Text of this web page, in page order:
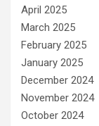
April 2025
March 2025
February 2025
January 2025
December 2024
November 2024
October 2024